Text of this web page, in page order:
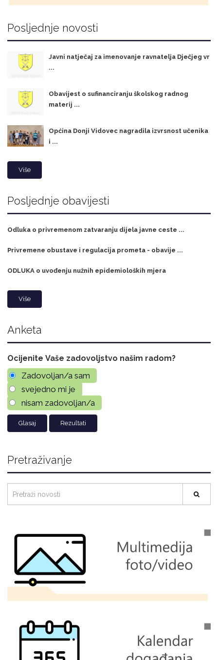
Posljednje novosti
Javni natječaj za imenovanje ravnatelja Dječjeg vr
...
Obavijest o sufinanciranju školskog radnog
materij ...
Općina Donji Vidovec nagradila izvrsnost učenika
i ...
Više
Posljednje obavijesti
Odluka o privremenom zatvaranju dijela javne ceste ...
Privremene obustave i regulacija prometa - obavije ...
ODLUKA o uvođenju nužnih epidemioloških mjera
Više
Anketa
Ocijenite Vaše zadovoljstvo našim radom?
Zadovoljan/a sam
svejedno mi je
nisam zadovoljan/a
Rezultati
Pretraživanje